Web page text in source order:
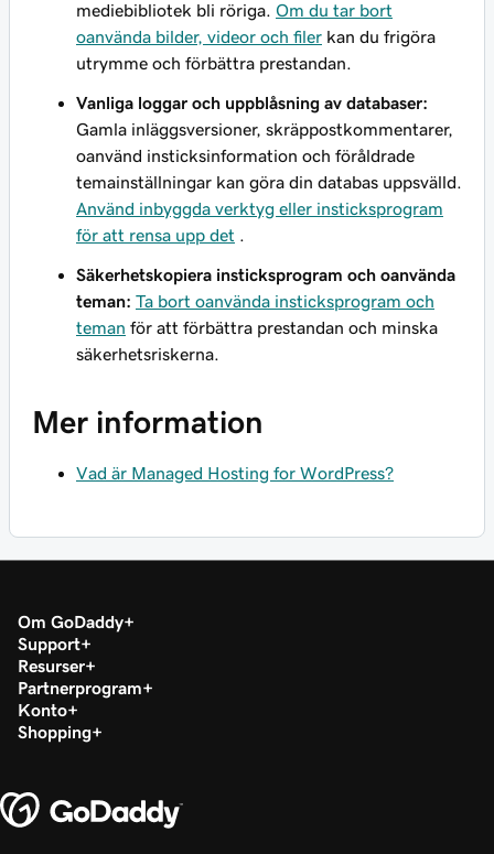
mediebibliotek bli röriga. Om du tar bort
oanvända bilder, videor och filer kan du frigöra
utrymme och förbättra prestandan.
Vanliga loggar och uppblåsning av databaser:
Gamla inläggsversioner, skräppostkommentarer,
oanvänd insticksinformation och föråldrade
temainställningar kan göra din databas uppsvälld.
Använd inbyggda verktyg eller insticksprogram
för att rensa upp det
Säkerhetskopiera insticksprogram och oanvända
teman: Ta bort oanvända insticksprogram och
teman för att förbättra prestandan och minska
säkerhetsriskerna.
Mer information
Vad är Managed Hosting for WordPress?
Om GoDaddy
Support
Resurser
Partnerprogram
Konto
Shopping